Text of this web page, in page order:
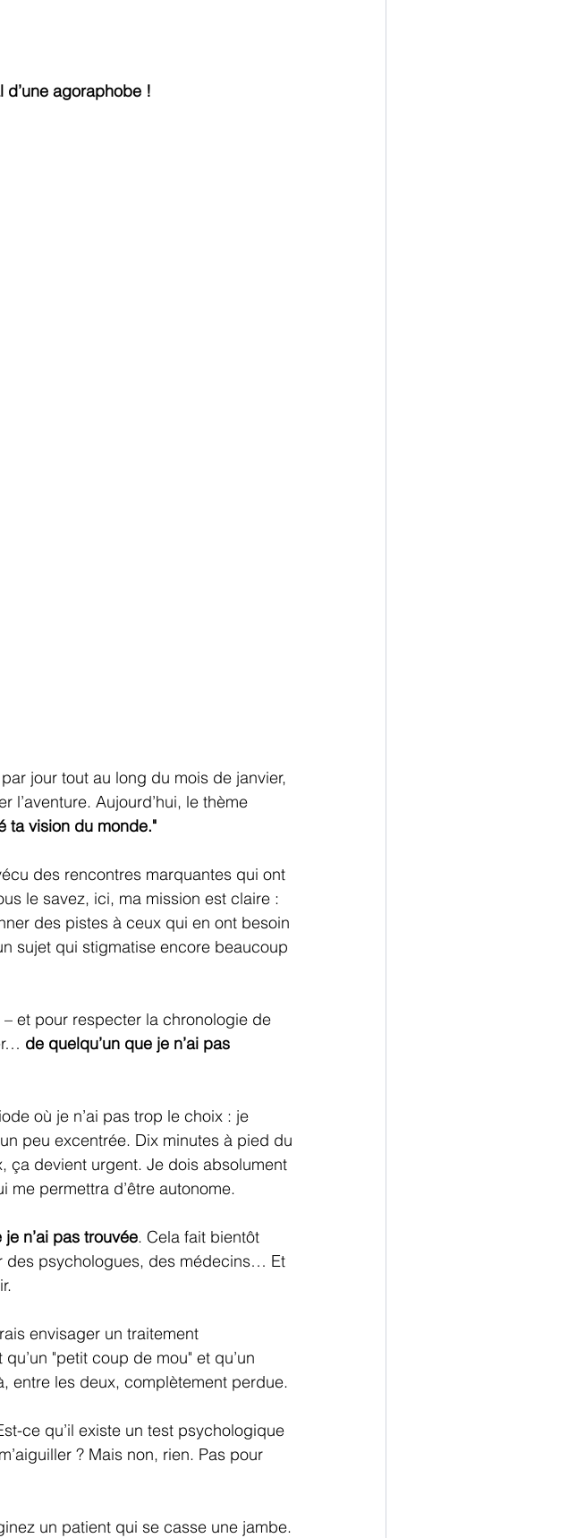
agoraphobe !
jour tout au long du mois de janvier,
Aujourd’hui, le thème
ta vision du monde."
des rencontres marquantes qui ont
le savez, ici, ma mission est claire :
des pistes à ceux qui en ont besoin
sujet qui stigmatise encore beaucoup
et pour respecter la chronologie de
de quelqu’un que je n’ai pas
où je n’ai pas trop le choix : je
peu excentrée. Dix minutes à pied du
ça devient urgent. Je dois absolument
permettra d’être autonome.
n’ai pas trouvée. Cela fait bientôt
des psychologues, des médecins… Et
envisager un traitement
"petit coup de mou" et qu’un
entre les deux, complètement perdue.
ce qu’il existe un test psychologique
? Mais non, rien. Pas pour
un patient qui se casse une jambe.